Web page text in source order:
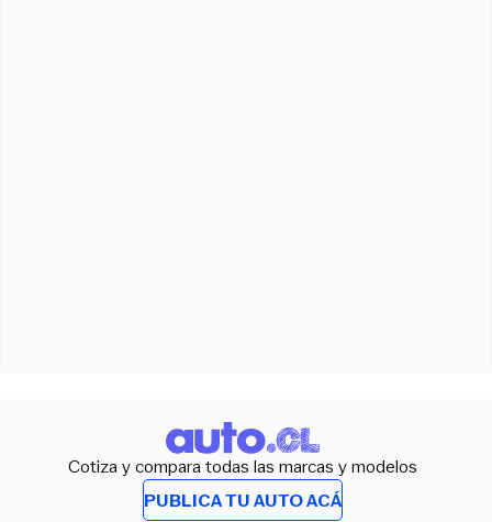
Cotiza y compara todas las marcas y modelos
PUBLICA TU AUTO ACÁ